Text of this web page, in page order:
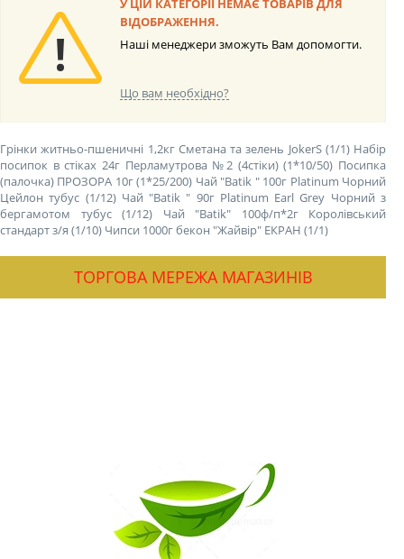
У ЦІЙ КАТЕГОРІЇ НЕМАЄ ТОВАРІВ ДЛЯ
ВІДОБРАЖЕННЯ.
Наші менеджери зможуть Вам допомогти.
Що вам необхідно?
Грінки житньо-пшеничні 1,2кг Сметана та зелень JokerS (1/1) Набір
посипок в стіках 24г Перламутрова №2 (4стіки) (1*10/50) Посипка
(палочка) ПРОЗОРА 10г (1*25/200) Чай "Batik " 100г Platinum Чорний
Цейлон тубус (1/12) Чай "Batik " 90г Platinum Earl Grey Чорний з
бергамотом тубус (1/12)
Чай "Batik" 100ф/п*2г Королівський
стандарт з/я (1/10) Чипси 1000г бекон "Жайвір" ЕКРАН (1/1)
ТОРГОВА МЕРЕЖА МАГАЗИНІВ